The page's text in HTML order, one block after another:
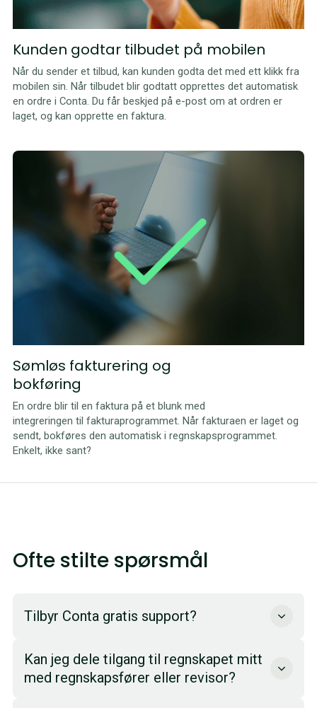
Kunden godtar tilbudet på mobilen
Når du sender et tilbud, kan kunden godta det med ett klikk fra
mobilen sin. Når tilbudet blir godtatt opprettes det automatisk
en ordre i Conta. Du får beskjed på e-post om at ordren er
laget, og kan opprette en faktura.
Sømløs fakturering og
bokføring
En ordre blir til en faktura på et blunk med
integreringen til fakturaprogrammet. Når fakturaen er laget og
sendt, bokføres den automatisk i regnskapsprogrammet.
Enkelt, ikke sant?
Ofte stilte spørsmål
Tilbyr Conta gratis support?
i tillegg support på telefon og chat. Vi har også et
bibliotek av hjelpeartikler og arrangerer webinarer
Kan jeg dele tilgang til regnskapet mitt
med regnskapsfører eller revisor?